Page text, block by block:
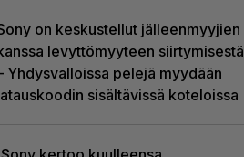
on keskustellut jälleenmyyjien
levyttömyyteen siirtymisestä
Yhdysvalloissa pelejä myydään
sisältävissä koteloissa